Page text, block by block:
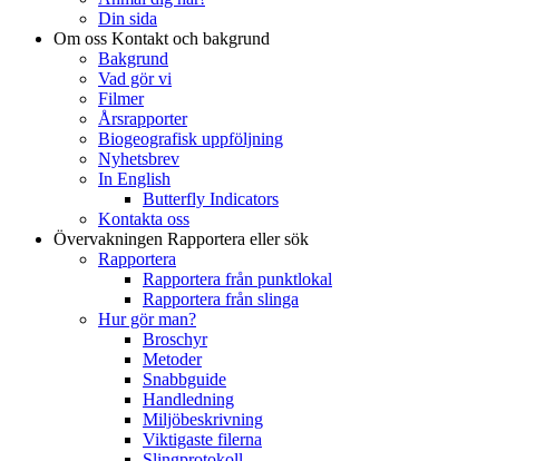
Din sida
Om oss Kontakt och bakgrund
Bakgrund
Vad gör vi
Filmer
Årsrapporter
Biogeografisk uppföljning
Nyhetsbrev
In English
Butterfly Indicators
Kontakta oss
Övervakningen Rapportera eller sök
Rapportera
Rapportera från punktlokal
Rapportera från slinga
Hur gör man?
Broschyr
Metoder
Snabbguide
Handledning
Miljöbeskrivning
Viktigaste filerna